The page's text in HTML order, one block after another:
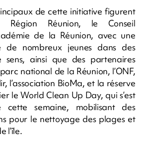
de cette initiative figurent
Réunion, le Conseil
de la Réunion, avec une
de nombreux jeunes dans des
sens, ainsi que des partenaires
national de la Réunion, l’ONF,
l’association BioMa, et la réserve
le World Clean Up Day, qui s’est
semaine, mobilisant des
pour le nettoyage des plages et
l’île.